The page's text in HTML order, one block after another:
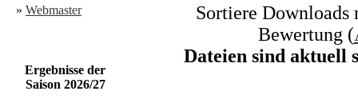
» Webmaster
Ergebnisse der
Saison 2026/27
Sortiere Downloads
Bewertung (
Dateien sind aktuell